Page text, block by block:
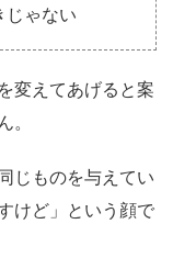
じゃない
変えてあげると案
。
じものを与えてい
けど」という顔で